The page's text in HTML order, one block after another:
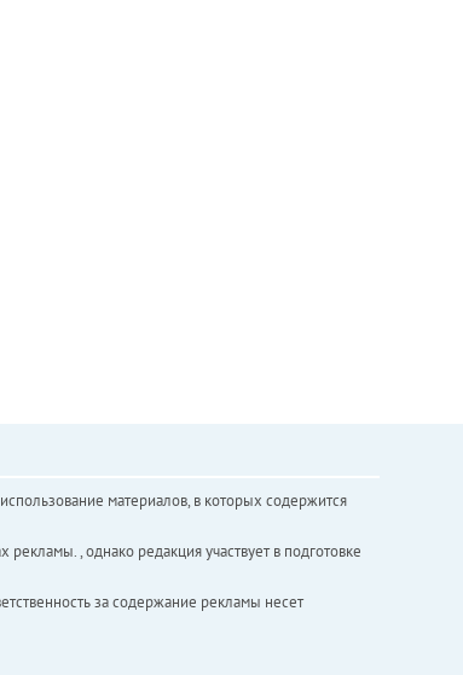
материалов, в которых содержится
, однако редакция участвует в подготовке
за содержание рекламы несет